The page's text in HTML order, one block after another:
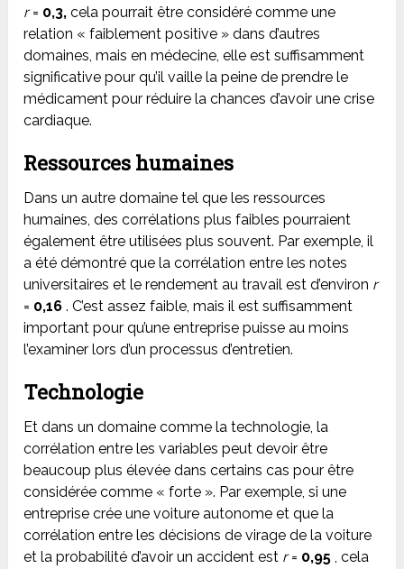
r= 0,3, cela pourrait être considéré comme une
relation « faiblement positive » dans d’autres
domaines, mais en médecine, elle est suffisamment
significative pour qu’il vaille la peine de prendre le
médicament pour réduire la chances d’avoir une crise
cardiaque.
Ressources humaines
Dans un autre domaine tel que les ressources
humaines, des corrélations plus faibles pourraient
également être utilisées plus souvent. Par exemple, il
a été démontré que la corrélation entre les notes
universitaires et le rendement au travail est d’environ r
= 0,16 . C’est assez faible, mais il est suffisamment
important pour qu’une entreprise puisse au moins
l’examiner lors d’un processus d’entretien.
Technologie
Et dans un domaine comme la technologie, la
corrélation entre les variables peut devoir être
beaucoup plus élevée dans certains cas pour être
considérée comme « forte ». Par exemple, si une
entreprise crée une voiture autonome et que la
corrélation entre les décisions de virage de la voiture
et la probabilité d’avoir un accident est r= 0,95 , cela